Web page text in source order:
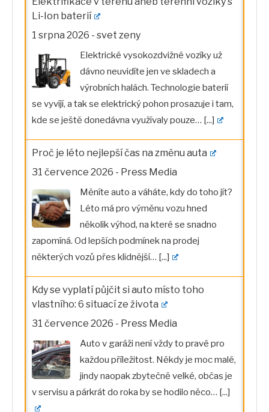
Li-Ion baterií
1 srpna 2026 - svet zeny
Elektrické vysokozdvižné vozíky už
dávno neuvidíte jen ve skladech a
výrobních halách. Technologie baterií
se vyvíjí, a tak se elektrický pohon prosazuje i tam,
kde se ještě donedávna využívaly pouze… [...]
Proč je léto nejlepší čas na změnu auta
31 července 2026 - Press Media
Měníte auto a váháte, kdy do toho jít?
Léto má pro výměnu vozu hned
několik výhod, na které se snadno
zapomíná. Od lepších podmínek na prodej
některých vozů přes klidnější… [...]
Kdy se vyplatí půjčit si auto místo toho
vlastního: 6 situací ze života
31 července 2026 - Press Media
Auto v garáži není vždy to pravé pro
každou příležitost. Někdy je moc malé,
jindy naopak zbytečně velké, občas je
v servisu a párkrát do roka by se hodilo něco… [...]